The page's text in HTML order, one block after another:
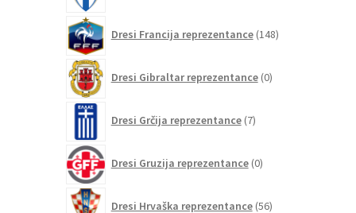
Dresi Francija reprezentance 148izdelkov
Dresi Gibraltar reprezentance 0izdelkov
Dresi Grčija reprezentance 7izdelkov
Dresi Gruzija reprezentance 0izdelkov
Dresi Hrvaška reprezentance 56